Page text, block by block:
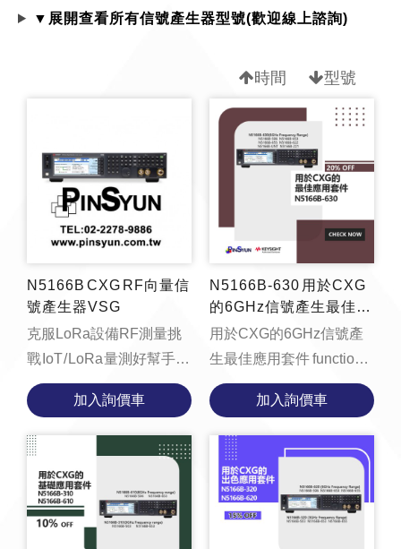
▼展開查看所有信號產生器型號(歡迎線上諮詢)
時間 型號
N5166B CXG RF向量信
號產生器VSG
克服LoRa設備RF測量挑
戰 IoT / LoRa 量測好幫手!
【技術資料】手把手教您
用X-系列信號源產生IoT向
量信號​​​ ...
加入詢價車
N5166B-630 用於CXG
的6GHz信號產生最佳應
用套件
用於CXG的6GHz信號產
生最佳應用套件 function
loadYouTubeVideo() {
const videoContainer =
document.getElementById('v...
加入詢價車